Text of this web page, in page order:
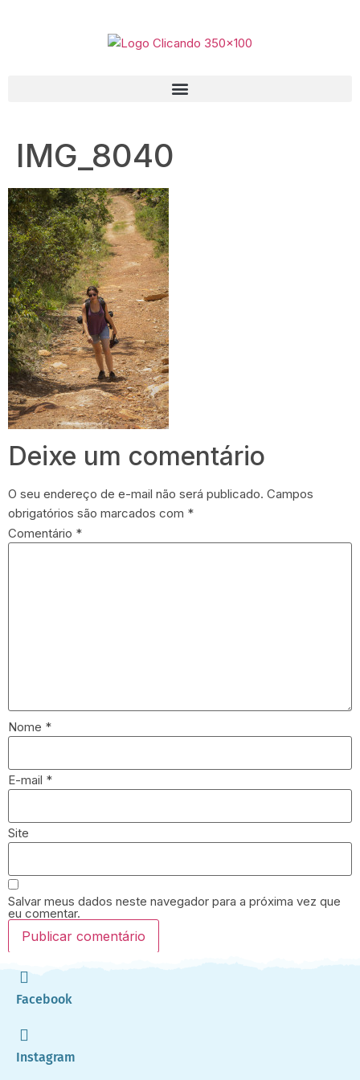
IMG_8040
Deixe um comentário
O seu endereço de e-mail não será publicado. Campos
obrigatórios são marcados com *
Comentário *
Nome *
E-mail *
Site
Salvar meus dados neste navegador para a próxima vez que
eu comentar.
Facebook
Instagram